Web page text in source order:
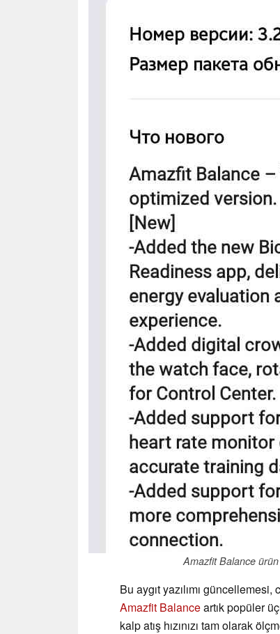
Amazfit Balance ürün
Bu aygıt yazılımı
Amazfit Balanceartık popüler
kalp atış hızınızı tam olarak